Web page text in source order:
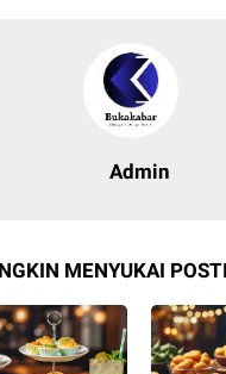
Admin
MENYUKAI